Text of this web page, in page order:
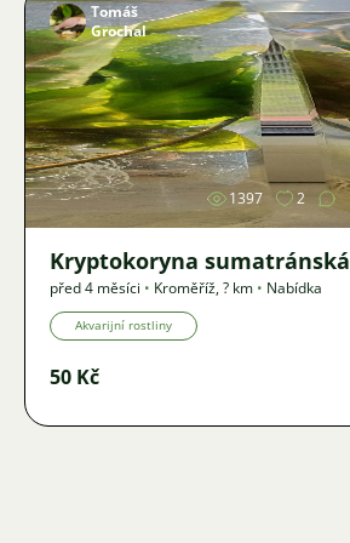
Obrázek
Tomáš
Grochal
1397 2
Kryptokoryna sumatránská
před 4 měsíci • Kroměříž,? km • Nabídka
Akvarijní rostliny
50 Kč